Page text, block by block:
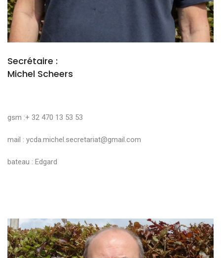
Secrétaire :
Michel Scheers
gsm :+ 32 470 13 53 53
mail : ycda.michel.secretariat@gmail.com
bateau : Edgard